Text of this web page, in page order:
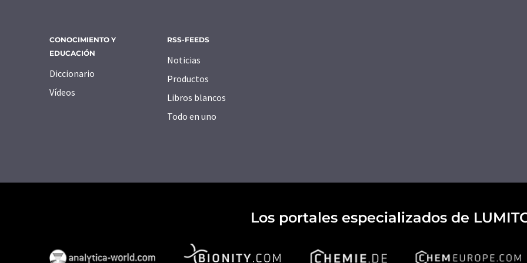
CONOCIMIENTO Y
EDUCACIÓN
Diccionario
Vídeos
RSS-FEEDS
Noticias
Productos
Libros blancos
Todo en uno
Los portales especializados de